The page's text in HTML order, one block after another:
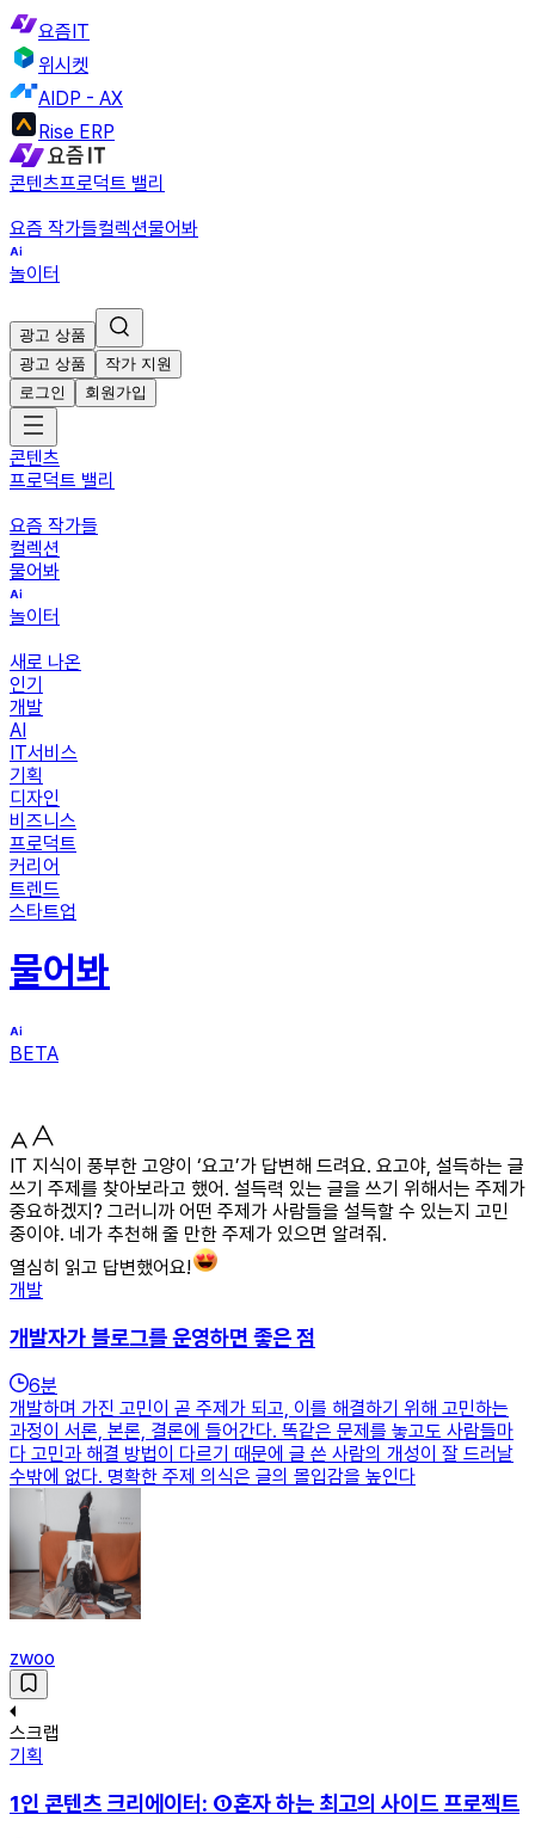
요즘IT
위시켓
AIDP - AX
Rise ERP
콘텐츠프로덕트 밸리
요즘 작가들컬렉션물어봐
놀이터
광고 상품
광고 상품
작가 지원
로그인
회원가입
콘텐츠
프로덕트 밸리
요즘 작가들
컬렉션
물어봐
놀이터
새로 나온
인기
개발
AI
IT서비스
기획
디자인
비즈니스
프로덕트
커리어
트렌드
스타트업
물어봐
BETA
IT 지식이 풍부한 고양이 ‘요고’가 답변해 드려요. 요고야, 설득하는 글
쓰기 주제를 찾아보라고 했어. 설득력 있는 글을 쓰기 위해서는 주제가
중요하겠지? 그러니까 어떤 주제가 사람들을 설득할 수 있는지 고민
중이야. 네가 추천해 줄 만한 주제가 있으면 알려줘.
열심히 읽고 답변했어요!
개발
개발자가 블로그를 운영하면 좋은 점
6분
개발하며 가진 고민이 곧 주제가 되고, 이를 해결하기 위해 고민하는
과정이 서론, 본론, 결론에 들어간다. 똑같은 문제를 놓고도 사람들마
다 고민과 해결 방법이 다르기 때문에 글 쓴 사람의 개성이 잘 드러날
수밖에 없다. 명확한 주제 의식은 글의 몰입감을 높인다
zwoo
스크랩
기획
1인 콘텐츠 크리에이터: ①혼자 하는 최고의 사이드 프로젝트